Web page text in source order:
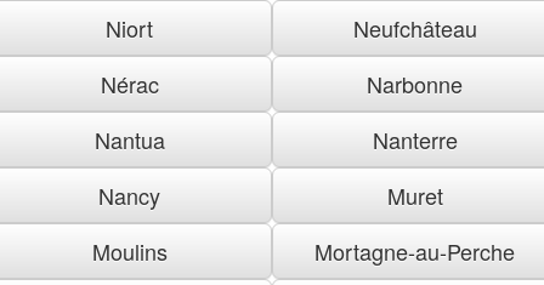
Niort
Neufchâteau
Nérac
Narbonne
Nantua
Nanterre
Nancy
Muret
Moulins
Mortagne-au-Perche